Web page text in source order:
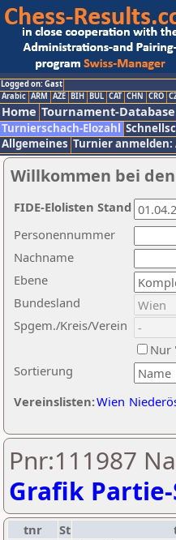
Logged on: Gast
Arabic ARM AZE BIH BUL CAT CHN CRO
Home Tournament-Database
Turnierschach-Elozahl
Allgemeines Turnier anmelden:
Willkommen bei
Nachname
Ebene
Sortierung
Personennummer
Bundesland
Spgem./Kreis/Verein
Nur
Vereinslisten:Wien
FIDE-Elolisten Stand
Pnr:111987
Grafik
tnr St